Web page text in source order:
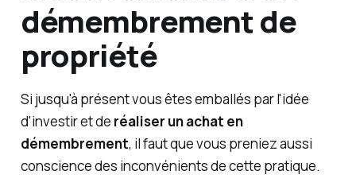
démembrement de
propriété
Si jusqu'à présent vous êtes emballés par l'idée
d'investir et de réaliser un achat en
démembrement, il faut que vous preniez aussi
conscience des inconvénients de cette pratique.